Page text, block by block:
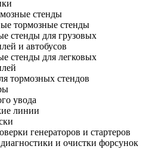
стенды
тормозные стенды
стенды для грузовых
и автобусов
стенды для легковых
тормозных стендов
увода
линии
генераторов и стартеров
и очистки форсунок